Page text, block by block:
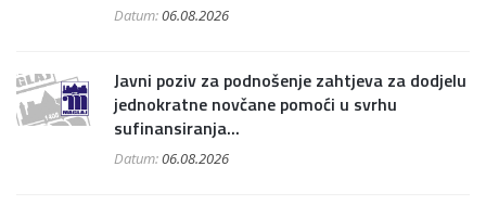
Datum:06.08.2026
Javni poziv za podnošenje zahtjeva za dodjelu
jednokratne novčane pomoći u svrhu
sufinansiranja...
Datum:06.08.2026